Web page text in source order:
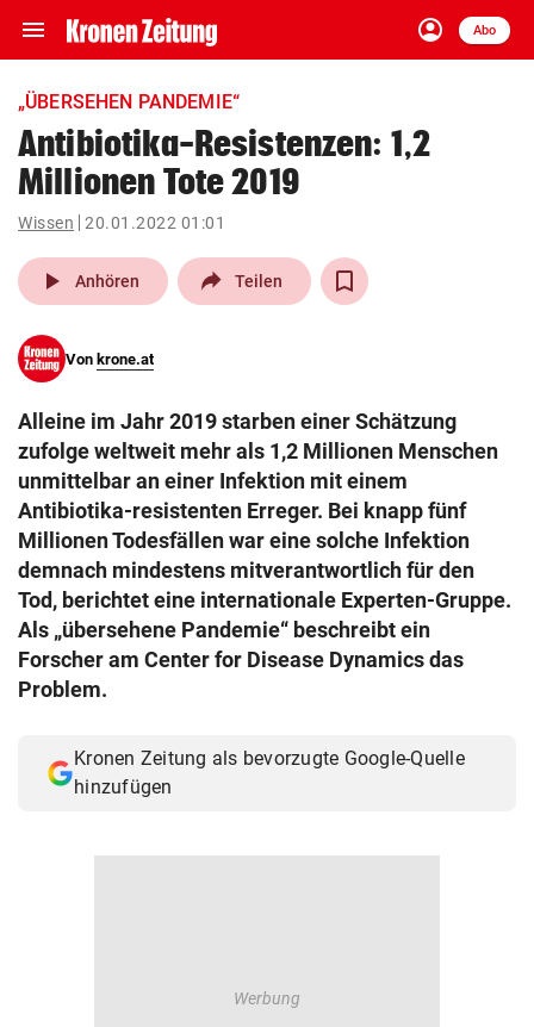
menu Navigation
ein-/ausklappen
account_circle
Anmelden
Abo
close Schließen
account_circle Anmelden
pin_drop
Wien arrow_right
search
eingeben
Muthgasse 2, 1190 Wien
„ÜBERSEHEN PANDEMIE“
Antibiotika-Resistenzen: 1,2
Millionen Tote 2019
Wissen 20.01.2022 01:01
play_arrow Anhören Teilen
Von krone.at
Alleine im Jahr 2019 starben einer Schätzung
zufolge weltweit mehr als 1,2 Millionen Menschen
unmittelbar an einer Infektion mit einem
Antibiotika-resistenten Erreger. Bei knapp fünf
Millionen Todesfällen war eine solche Infektion
demnach mindestens mitverantwortlich für den
Tod, berichtet eine internationale Experten-Gruppe.
Als „übersehene Pandemie“ beschreibt ein
Forscher am Center for Disease Dynamics das
Problem.
Kronen Zeitung als bevorzugte Google-Quelle
hinzufügen